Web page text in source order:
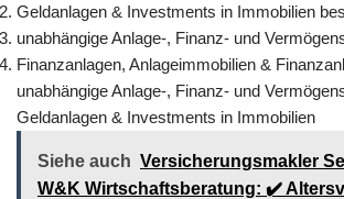
Geldanlagen & Investments in Immobilien
unabhängige Anlage-, Finanz- und
Finanzanlagen, Anlageimmobilien &
unabhängige Anlage-, Finanz- und
Geldanlagen & Investments in Immobilien
Siehe auch Versicherungsmakler
W&K Wirtschaftsberatung: ✔️